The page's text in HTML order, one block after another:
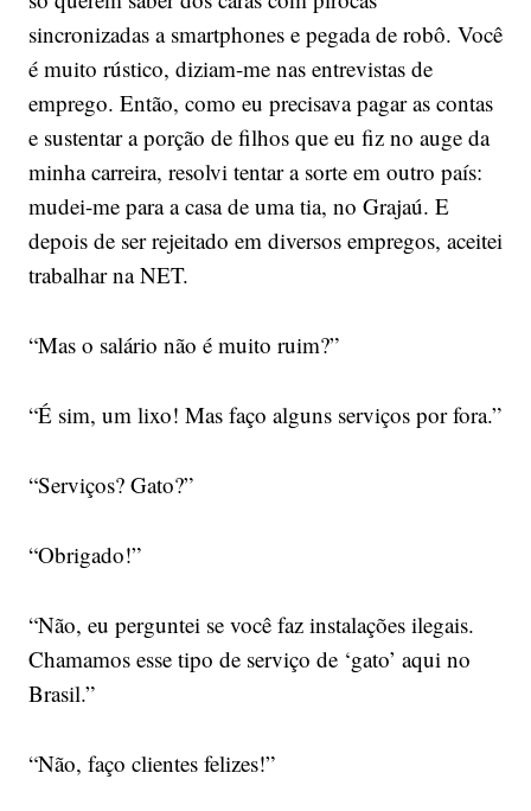
sincronizadas a smartphones e pegada de robô. Você
é muito rústico, diziam-me nas entrevistas de
emprego. Então, como eu precisava pagar as contas
e sustentar a porção de filhos que eu fiz no auge da
minha carreira, resolvi tentar a sorte em outro país:
mudei-me para a casa de uma tia, no Grajaú. E
depois de ser rejeitado em diversos empregos, aceitei
trabalhar na NET.
“Mas o salário não é muito ruim?”
“É sim, um lixo! Mas faço alguns serviços por fora.”
“Serviços? Gato?”
“Obrigado!”
“Não, eu perguntei se você faz instalações ilegais.
Chamamos esse tipo de serviço de ‘gato’ aqui no
Brasil.”
“Não, faço clientes felizes!”